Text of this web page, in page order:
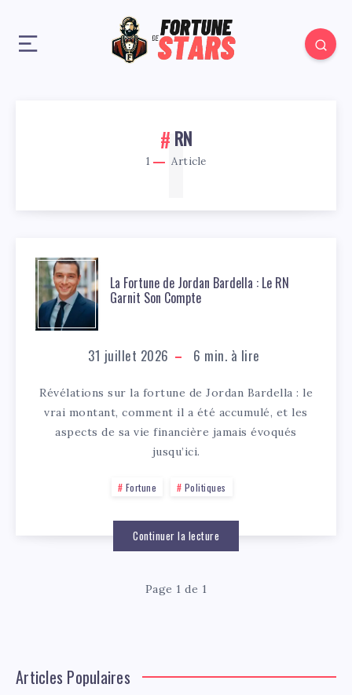
RN
1 Article
1
La Fortune de Jordan Bardella : Le RN
Garnit Son Compte
31 juillet 2026 6 min. à lire
Révélations sur la fortune de Jordan Bardella : le
vrai montant, comment il a été accumulé, et les
aspects de sa vie financière jamais évoqués
jusqu’ici.
Fortune Politiques
Continuer la lecture
Page 1 de 1
Articles Populaires